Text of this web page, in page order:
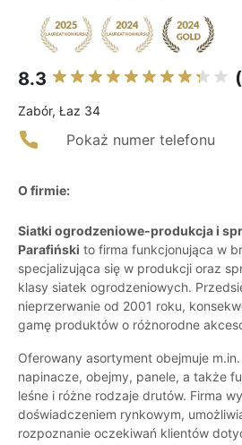
8.3
Zabór, Łaz 34
Pokaż numer telefonu
O firmie:
Siatki ogrodzeniowe-produkcja i
Parafiński to firma funkcjonująca w
specjalizująca się w produkcji oraz
klasy siatek ogrodzeniowych.
nieprzerwanie od 2001 roku,
gamę produktów o różnorodne
Oferowany asortyment obejmuje m.in.
napinacze, obejmy, panele, a także
leśne i różne rodzaje drutów. Firma
doświadczeniem rynkowym,
rozpoznanie oczekiwań klientów